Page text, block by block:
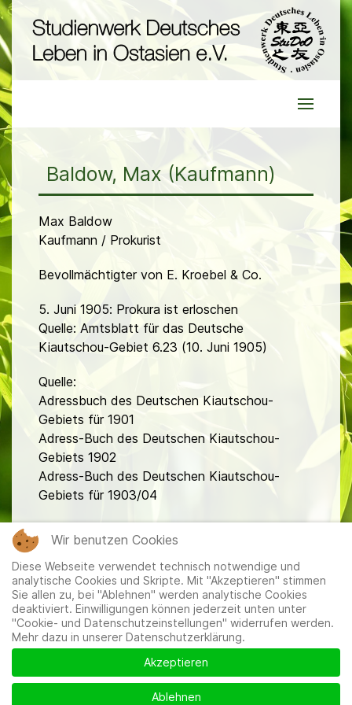
Baldow, Max (Kaufmann)
Max Baldow
Kaufmann / Prokurist
Bevollmächtigter von E. Kroebel & Co.
5. Juni 1905: Prokura ist erloschen
Quelle: Amtsblatt für das Deutsche
Kiautschou-Gebiet 6.23 (10. Juni 1905)
Quelle:
Adressbuch des Deutschen Kiautschou-
Gebiets für 1901
Adress-Buch des Deutschen Kiautschou-
Gebiets 1902
Adress-Buch des Deutschen Kiautschou-
Gebiets für 1903/04
Mitglieder|Impressum|Datenschutzerklärung|Cookie-
und Datenschutzeinstellungen
Wir benutzen Cookies
Diese Webseite verwendet technisch notwendige und
analytische Cookies und Skripte. Mit "Akzeptieren" stimmen
Sie allen zu, bei "Ablehnen" werden analytische Cookies
deaktiviert. Einwilligungen können jederzeit unten unter
"Cookie- und Datenschutzeinstellungen" widerrufen werden.
Mehr dazu in unserer Datenschutzerklärung.
Akzeptieren
Ablehnen